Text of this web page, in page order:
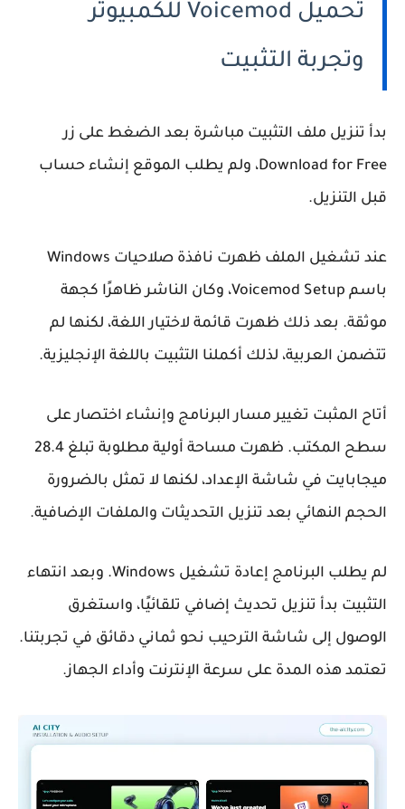
تحميل Voicemod للكمبيوتر
وتجربة التثبيت
بدأ تنزيل ملف التثبيت مباشرة بعد الضغط على زر
Download for Free، ولم يطلب الموقع إنشاء حساب
قبل التنزيل.
عند تشغيل الملف ظهرت نافذة صلاحيات Windows
باسم Voicemod Setup، وكان الناشر ظاهرًا كجهة
موثقة. بعد ذلك ظهرت قائمة لاختيار اللغة، لكنها لم
تتضمن العربية، لذلك أكملنا التثبيت باللغة الإنجليزية.
أتاح المثبت تغيير مسار البرنامج وإنشاء اختصار على
سطح المكتب. ظهرت مساحة أولية مطلوبة تبلغ 28.4
ميجابايت في شاشة الإعداد، لكنها لا تمثل بالضرورة
الحجم النهائي بعد تنزيل التحديثات والملفات الإضافية.
لم يطلب البرنامج إعادة تشغيل Windows. وبعد انتهاء
التثبيت بدأ تنزيل تحديث إضافي تلقائيًا، واستغرق
الوصول إلى شاشة الترحيب نحو ثماني دقائق في تجربتنا.
تعتمد هذه المدة على سرعة الإنترنت وأداء الجهاز.